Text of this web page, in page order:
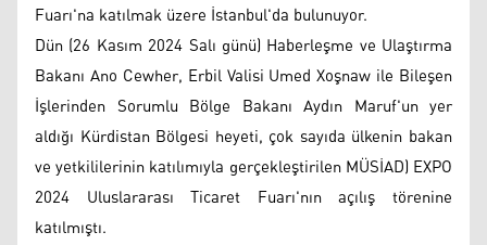
Fuarı'na katılmak üzere İstanbul'da bulunuyor.
Dün (26 Kasım 2024 Salı günü) Haberleşme ve Ulaştırma
Bakanı Ano Cewher, Erbil Valisi Umed Xoşnaw ile Bileşen
İşlerinden Sorumlu Bölge Bakanı Aydın Maruf'un yer
aldığı Kürdistan Bölgesi heyeti, çok sayıda ülkenin bakan
ve yetkililerinin katılımıyla gerçekleştirilen MÜSİAD) EXPO
2024 Uluslararası Ticaret Fuarı'nın açılış törenine
katılmıştı.